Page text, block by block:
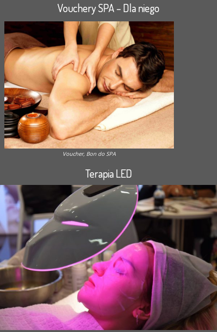
Vouchery SPA – Dla niego
Voucher, Bon do SPA
Terapia LED